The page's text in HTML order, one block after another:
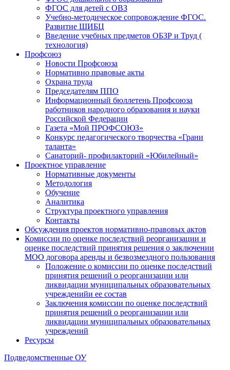
ФГОС для детей с ОВЗ
Учебно-методическое сопровождение ФГОС.
Развитие ШИБЦ
Введение учебных предметов ОБЗР и Труд (
технология)
Профсоюз
Новости Профсоюза
Нормативно правовые акты
Охрана труда
Председателям ППО
Информационный бюллетень Профсоюза
работников народного образования и науки
Российской Федерации
Газета «Мой ПРОФСОЮЗ»
Конкурс педагогического творчества «Грани
таланта»
Санаторий- профилакторий «Юбилейный»
Проектное управление
Нормативные документы
Методология
Обучение
Аналитика
Структура проектного управления
Контакты
Обсуждения проектов нормативно-правовых актов
Комиссии по оценке последствий реорганизации и
оценке последствий принятия решения о заключении
МОО договора аренды и безвозмездного пользования
Положение о комиссии по оценке последствий
принятия решений о реорганизации или
ликвидации муниципальных образовательных
учрежденийи ее состав
Заключения комиссии по оценке последствий
принятия решений о реорганизации или
ликвидации муниципальных образовательных
учреждений
Ресурсы
Подведомственные ОУ